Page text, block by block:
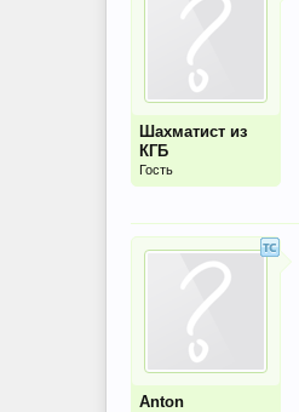
Шахматист из
КГБ
Гость
Anton